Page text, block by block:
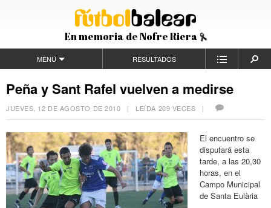
En memoria de Nofre Riera
MENÚ RESULTADOS
Peña y Sant Rafel vuelven a medirse
JUEVES, 12 DE AGOSTO DE 2010 | LEÍDA 209 VECES |
El encuentro se
disputará esta
tarde, a las 20,30
horas, en el
Campo Municipal
de Santa Eulària